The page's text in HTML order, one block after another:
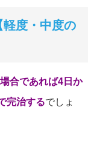
度・中度の
合であれば4日か
完治するでしょ